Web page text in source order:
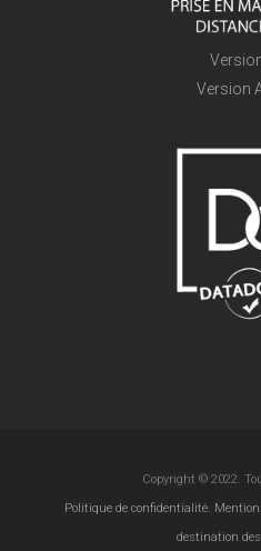
Version
Copyright © 2022.
Politique de confidentialité.
destination